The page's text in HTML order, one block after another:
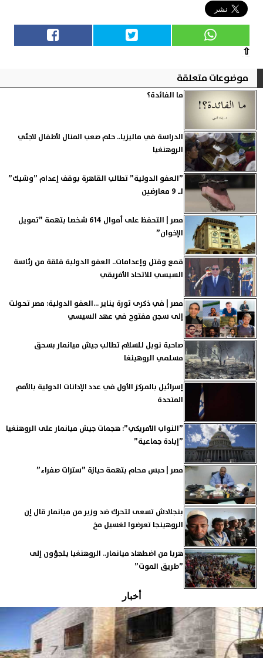
⇧
موضوعات متعلقة
ما الفائدة؟
الدراسة في ماليزيا.. حلم صعب المنال لأطفال لاجئي
الروهنغيا
”العفو الدولية” تطالب القاهرة بوقف إعدام ”وشيك”
لـ 9 معارضين
مصر | التحفظ على أموال 614 شخصا بتهمة ”تمويل
الإخوان”
قمع وقتل وإعدامات.. العفو الدولية قلقة من رئاسة
السيسي للاتحاد الأفريقي
مصر | في ذكرى ثورة يناير ...العفو الدولية: مصر تحولت
إلى سجن مفتوح في عهد السيسي
صاحبة نوبل للسلام تطالب جيش ميانمار بسحق
مسلمي الروهينغا
إسرائيل بالمركز الأول في عدد الإدانات الدولية بالأمم
المتحدة
”النواب الأمريكي”: هجمات جيش ميانمار على الروهنغيا
”إبادة جماعية”
مصر | حبس محام بتهمة حيازة ”سترات صفراء”
بنجلادش تسعى لتحرك ضد وزير من ميانمار قال إن
الروهينجا تعرضوا لغسيل مخ
هربا من اضطهاد ميانمار.. الروهنغيا يلجؤون إلى
”طريق الموت”
أخبار